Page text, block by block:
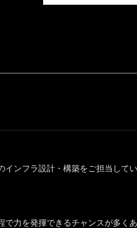
インフラ設計・構築をご担当して
力を発揮できるチャンスが多く